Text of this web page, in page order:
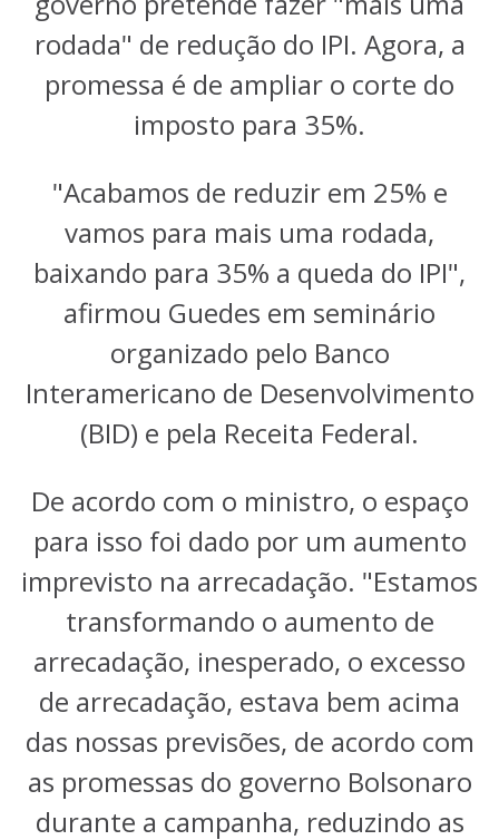
rodada" de redução do IPI. Agora, a
promessa é de ampliar o corte do
imposto para 35%.
"Acabamos de reduzir em 25% e
vamos para mais uma rodada,
baixando para 35% a queda do IPI",
afirmou Guedes em seminário
organizado pelo Banco
Interamericano de Desenvolvimento
(BID) e pela Receita Federal.
De acordo com o ministro, o espaço
para isso foi dado por um aumento
imprevisto na arrecadação. "Estamos
transformando o aumento de
arrecadação, inesperado, o excesso
de arrecadação, estava bem acima
das nossas previsões, de acordo com
as promessas do governo Bolsonaro
durante a campanha, reduzindo as